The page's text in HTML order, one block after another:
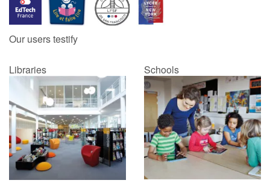
Our users testify
Libraries Schools